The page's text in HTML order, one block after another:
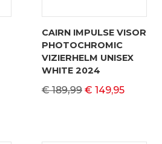
CAIRN IMPULSE VISOR
PHOTOCHROMIC
VIZIERHELM UNISEX
WHITE 2024
€ 189,99 € 149,95